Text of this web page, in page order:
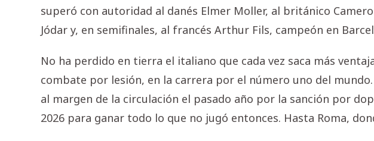
superó con autoridad al danés Elmer Moller, al británico
Jódar y, en semifinales, al francés Arthur Fils, campeón en
No ha perdido en tierra el italiano que cada vez saca más
combate por lesión, en la carrera por el número uno del
al margen de la circulación el pasado año por la sanción por
2026 para ganar todo lo que no jugó entonces. Hasta Roma,